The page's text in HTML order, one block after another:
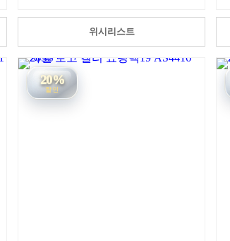
위시리스트
20%
할인